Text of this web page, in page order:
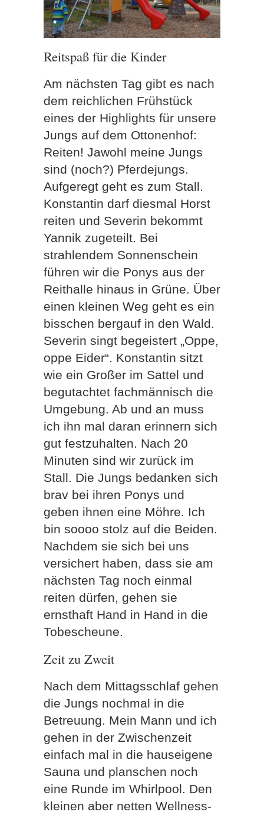
Reitspaß für die Kinder
Am nächsten Tag gibt es nach
dem reichlichen Frühstück
eines der Highlights für unsere
Jungs auf dem Ottonenhof:
Reiten! Jawohl meine Jungs
sind (noch?) Pferdejungs.
Aufgeregt geht es zum Stall.
Konstantin darf diesmal Horst
reiten und Severin bekommt
Yannik zugeteilt. Bei
strahlendem Sonnenschein
führen wir die Ponys aus der
Reithalle hinaus in Grüne. Über
einen kleinen Weg geht es ein
bisschen bergauf in den Wald.
Severin singt begeistert „Oppe,
oppe Eider“. Konstantin sitzt
wie ein Großer im Sattel und
begutachtet fachmännisch die
Umgebung. Ab und an muss
ich ihn mal daran erinnern sich
gut festzuhalten. Nach 20
Minuten sind wir zurück im
Stall. Die Jungs bedanken sich
brav bei ihren Ponys und
geben ihnen eine Möhre. Ich
bin soooo stolz auf die Beiden.
Nachdem sie sich bei uns
versichert haben, dass sie am
nächsten Tag noch einmal
reiten dürfen, gehen sie
ernsthaft Hand in Hand in die
Tobescheune.
Zeit zu Zweit
Nach dem Mittagsschlaf gehen
die Jungs nochmal in die
Betreuung. Mein Mann und ich
gehen in der Zwischenzeit
einfach mal in die hauseigene
Sauna und planschen noch
eine Runde im Whirlpool. Den
kleinen aber netten Wellness-